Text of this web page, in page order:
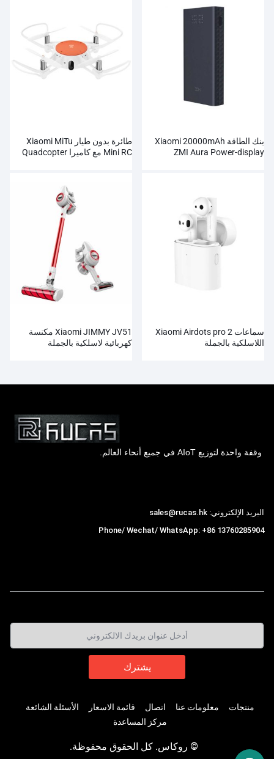
بنك الطاقة Xiaomi 20000mAh
ZMI Aura Power-display
طائرة بدون طيار Xiaomi MiTu
Mini RC مع كاميرا Quadcopter
سماعات Xiaomi Airdots pro 2
اللاسلكية بالجملة
Xiaomi JIMMY JV51 مكنسة
كهربائية لاسلكية بالجملة
وقفة واحدة لتوزيع AIoT في جميع أنحاء العالم.
البريد الإلكتروني: sales@rucas.hk
Phone/ Wechat/ WhatsApp: +86 13760285904
منتجات معلومات عنا اتصال قائمة الاسعار
الأسئلة الشائعة
مركز المساعدة
© روكاس. كل الحقوق محفوظة.